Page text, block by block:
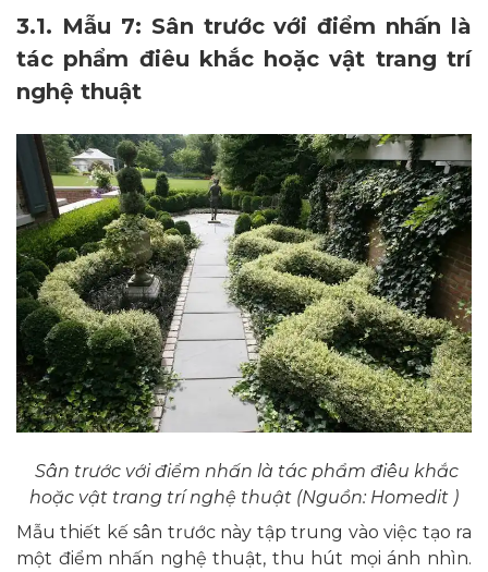
3.1. Mẫu 7: Sân trước với điểm nhấn là
tác phẩm điêu khắc hoặc vật trang trí
nghệ thuật
Sân trước với điểm nhấn là tác phẩm điêu khắc
hoặc vật trang trí nghệ thuật (Nguồn: Homedit )
Mẫu thiết kế sân trước này tập trung vào việc tạo ra
một điểm nhấn nghệ thuật, thu hút mọi ánh nhìn.